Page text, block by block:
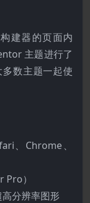
建器的页面内
主题进行了
数主题一起使
、Chrome、
）
分辨率图形